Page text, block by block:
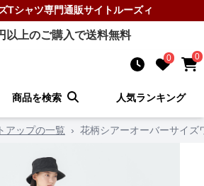
Tシャツ専門通販サイトルーズィ
以上のご購入で送料無料
0 0
商品を検索 人気ランキング
アップの一覧 › 花柄シアーオーバーサイズ